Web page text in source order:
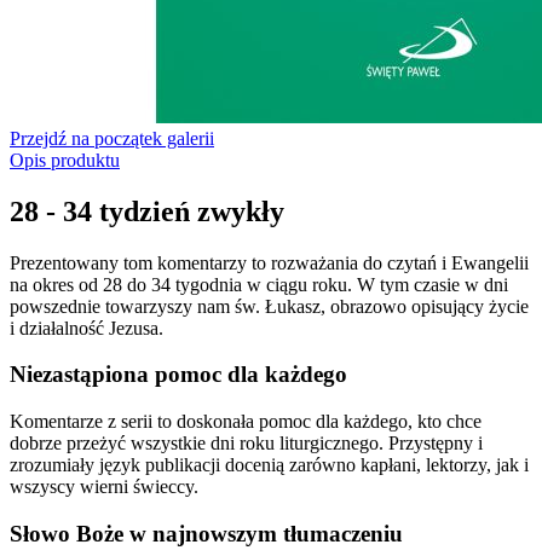
Przejdź na początek galerii
Opis produktu
28 - 34 tydzień zwykły
Prezentowany tom komentarzy to rozważania do czytań i Ewangelii
na okres od 28 do 34 tygodnia w ciągu roku. W tym czasie w dni
powszednie towarzyszy nam św. Łukasz, obrazowo opisujący życie
i działalność Jezusa.
Niezastąpiona pomoc dla każdego
Komentarze z serii to doskonała pomoc dla każdego, kto chce
dobrze przeżyć wszystkie dni roku liturgicznego. Przystępny i
zrozumiały język publikacji docenią zarówno kapłani, lektorzy, jak i
wszyscy wierni świeccy.
Słowo Boże w najnowszym tłumaczeniu